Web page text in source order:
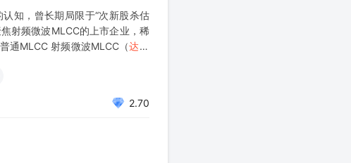
认知，曾长期局限于“次新股杀估
射频微波MLCC的上市企业，稀
通MLCC 射频微波MLCC（达利
2.70